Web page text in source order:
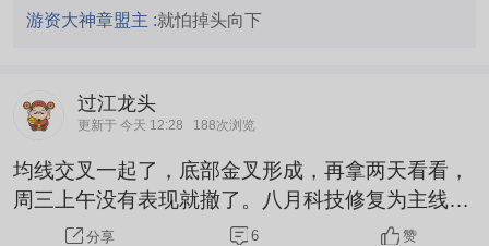
游资大神章盟主 :就怕掉头向下
过江龙头
更新于 今天 12:28 188次浏览
均线交叉一起了，底部金叉形成，再拿两天看看，
周三上午没有表现就撤了。八月科技修复为主线，
随便买个科技躺着就能赚钱。
分享 6 赞